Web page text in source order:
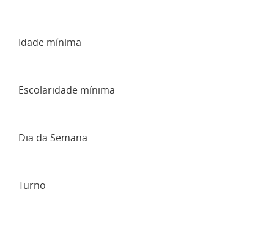
Idade mínima
Escolaridade mínima
Dia da Semana
Turno